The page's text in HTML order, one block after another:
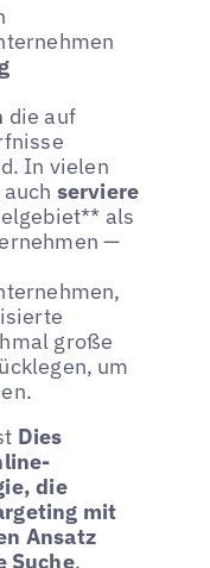
die auf
In vielen
serviere
als
—
große
um
Dies
die
mit
Ansatz
Suche.